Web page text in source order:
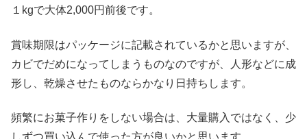
１kgで大体2,000円前後です。
賞味期限はパッケージに記載されているかと思いますが、
カビでだめになってしまうものなのですが、人形などに成
形し、乾燥させたものならかなり日持ちします。
頻繁にお菓子作りをしない場合は、大量購入ではなく、少
しずつ買い込んで使った方が良いかと思います。